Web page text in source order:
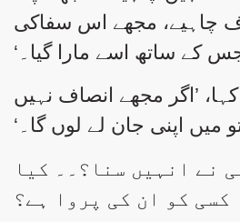
چاہیے، مجھے اس سفاکی
کے ساتھ اسے مارا گیا۔‘
’اگر مجھے انصاف نہیں
میں اپنی جان لے لوں گا۔‘
نے انہیں سنا؟۔۔ کیا
کسی کو ان کی پروا ہے؟